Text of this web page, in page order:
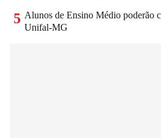
5 Alunos de Ensino Médio poderão
Unifal-MG